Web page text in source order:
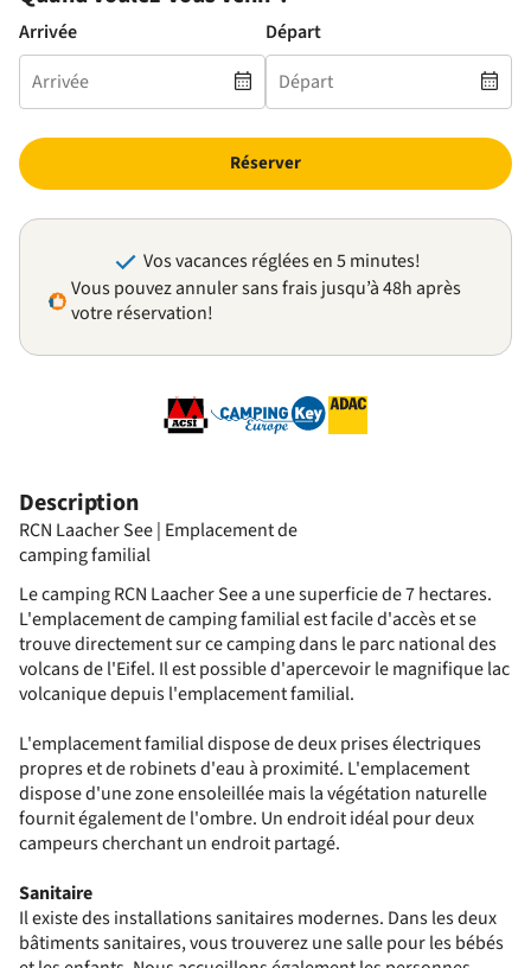
Description
RCN Laacher See | Emplacement de
camping familial
Le camping RCN Laacher See a une superficie de 7 hectares.
L'emplacement de camping familial est facile d'accès et se
trouve directement sur ce camping dans le parc national des
volcans de l'Eifel. Il est possible d'apercevoir le magnifique lac
volcanique depuis l'emplacement familial.
L'emplacement familial dispose de deux prises électriques
propres et de robinets d'eau à proximité. L'emplacement
dispose d'une zone ensoleillée mais la végétation naturelle
fournit également de l'ombre. Un endroit idéal pour deux
campeurs cherchant un endroit partagé.
Sanitaire
Il existe des installations sanitaires modernes. Dans les deux
bâtiments sanitaires, vous trouverez une salle pour les bébés
Arrivée Départ
Réserver
Vos vacances réglées en 5 minutes!
Vous pouvez annuler sans frais jusqu’à 48h après
votre réservation!